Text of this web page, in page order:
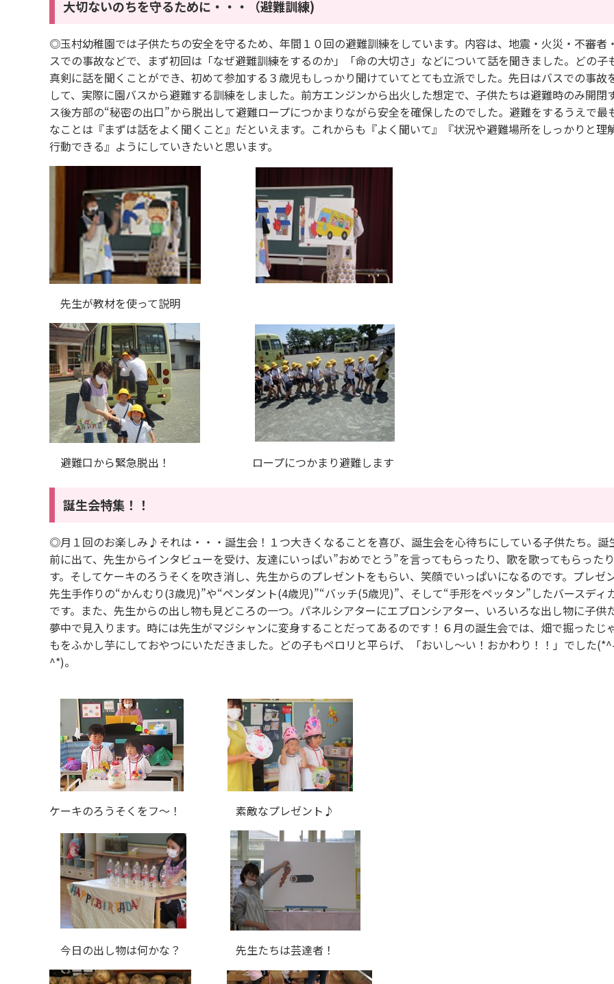
大切ないのちを守るために・・・（避難訓練)
◎玉村幼稚園では子供たちの安全を守るため、年間１０回の避難訓練をしています。内容は、地震・火災・不審者
スでの事故などで、まず初回は「なぜ避難訓練をするのか」「命の大切さ」などについて話を聞きました。どの子
真剣に話を聞くことができ、初めて参加する３歳児もしっかり聞けていてとても立派でした。先日はバスでの事故
して、実際に園バスから避難する訓練をしました。前方エンジンから出火した想定で、子供たちは避難時のみ開閉
ス後方部の“秘密の出口”から脱出して避難ロープにつかまりながら安全を確保したのでした。避難をするうえで最
なことは『まずは話をよく聞くこと』だといえます。これからも『よく聞いて』『状況や避難場所をしっかりと理
行動できる』ようにしていきたいと思います。
先生が教材を使って説明
避難口から緊急脱出！ ロープにつかまり避難します
誕生会特集！！
◎月１回のお楽しみ♪それは・・・誕生会！１つ大きくなることを喜び、誕生会を心待ちにしている子供たち。誕
前に出て、先生からインタビューを受け、友達にいっぱい”おめでとう”を言ってもらったり、歌を歌ってもらった
す。そしてケーキのろうそくを吹き消し、先生からのプレゼントをもらい、笑顔でいっぱいになるのです。プレゼ
先生手作りの“かんむり(3歳児)”や“ペンダント(4歳児)”“バッチ(5歳児)”、そして“手形をペッタン”したバースディ
です。また、先生からの出し物も見どころの一つ。パネルシアターにエプロンシアター、いろいろな出し物に子供
夢中で見入ります。時には先生がマジシャンに変身することだってあるのです！６月の誕生会では、畑で掘ったじ
もをふかし芋にしておやつにいただきました。どの子もペロリと平らげ、「おいし～い！おかわり！！」でした
^*)
ケーキのろうそくをフ～！ 素敵なプレゼント♪
今日の出し物は何かな？ 先生たちは芸達者！